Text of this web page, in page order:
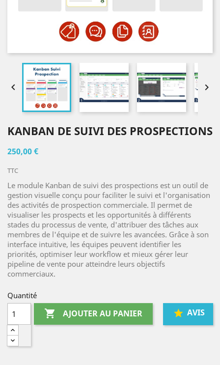
 
KANBAN DE SUIVI DES PROSPECTIONS
250,00 €
TTC
Le module Kanban de suivi des prospections est un outil de
gestion visuelle conçu pour faciliter le suivi et l'organisation
des activités de prospection commerciale. Il permet de
visualiser les prospects et les opportunités à différents
stades du processus de vente, d'attribuer des tâches aux
membres de l'équipe et de suivre les avancées. Grâce à son
interface intuitive, les équipes peuvent identifier les
priorités, optimiser leur workflow et mieux gérer leur
pipeline de vente pour atteindre leurs objectifs
commerciaux.
Quantité
 AJOUTER AU PANIER AVIS